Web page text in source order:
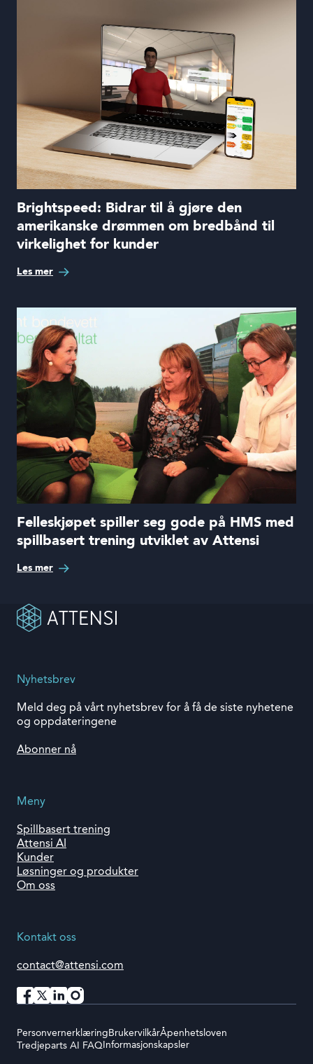
Brightspeed: Bidrar til å gjøre den
amerikanske drømmen om bredbånd til
virkelighet for kunder
Les mer
Felleskjøpet spiller seg gode på HMS med
spillbasert trening utviklet av Attensi
Les mer
Kontakt oss
contact@attensi.com
Nyhetsbrev
Meld deg på vårt nyhetsbrev for å få de siste nyhetene
og oppdateringene
Abonner nå
Meny
Spillbasert trening
Attensi AI
Kunder
Løsninger og produkter
Om oss
Personvernerklæring BrukervilkårÅpenhetsloven
Tredjeparts AI FAQ Informasjonskapsler